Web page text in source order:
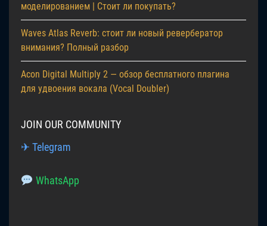
моделированием | Стоит ли покупать?
Waves Atlas Reverb: стоит ли новый ревербератор
внимания? Полный разбор
Acon Digital Multiply 2 — обзор бесплатного плагина
для удвоения вокала (Vocal Doubler)
JOIN OUR COMMUNITY
✈ Telegram
WhatsApp